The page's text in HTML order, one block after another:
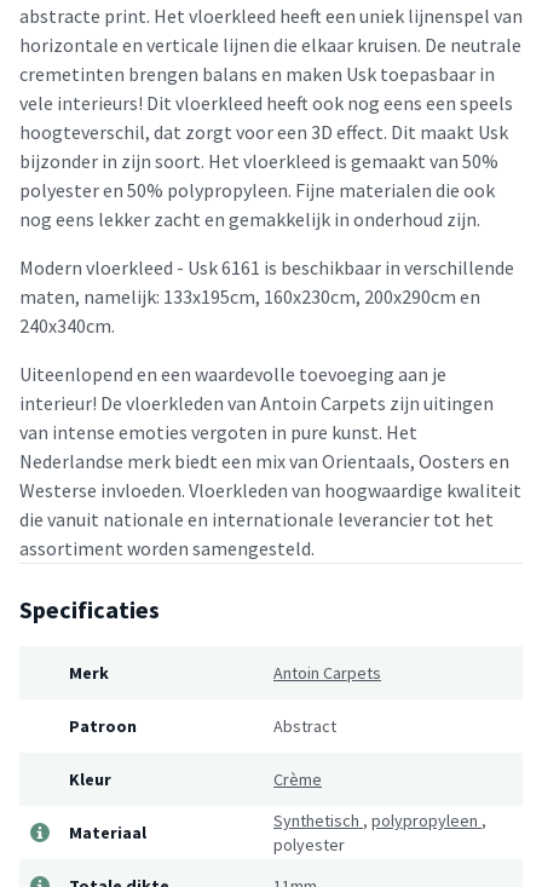
abstracte print. Het vloerkleed heeft een uniek lijnenspel van
horizontale en verticale lijnen die elkaar kruisen. De neutrale
cremetinten brengen balans en maken Usk toepasbaar in
vele interieurs! Dit vloerkleed heeft ook nog eens een speels
hoogteverschil, dat zorgt voor een 3D effect. Dit maakt Usk
bijzonder in zijn soort. Het vloerkleed is gemaakt van 50%
polyester en 50% polypropyleen. Fijne materialen die ook
nog eens lekker zacht en gemakkelijk in onderhoud zijn.
Modern vloerkleed - Usk 6161 is beschikbaar in verschillende
maten, namelijk: 133x195cm, 160x230cm, 200x290cm en
240x340cm.
Uiteenlopend en een waardevolle toevoeging aan je
interieur! De vloerkleden van Antoin Carpets zijn uitingen
van intense emoties vergoten in pure kunst. Het
Nederlandse merk biedt een mix van Orientaals, Oosters en
Westerse invloeden. Vloerkleden van hoogwaardige kwaliteit
die vanuit nationale en internationale leverancier tot het
assortiment worden samengesteld.
Specificaties
Merk Antoin Carpets
Patroon Abstract
Kleur Crème
Materiaal
Synthetisch , polypropyleen ,
polyester